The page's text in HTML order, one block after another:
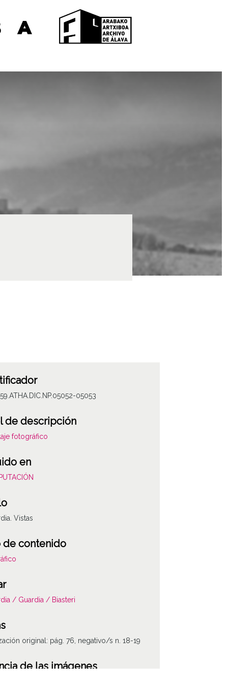
05053
de descripción
fotográfico
en
Vistas
de contenido
/ Guardia / Biasteri
original: pág. 76, negativo/s n. 18-19
de las imágenes